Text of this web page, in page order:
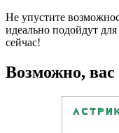
Не упустите
идеально подойдут
сейчас!
Возможно, вас